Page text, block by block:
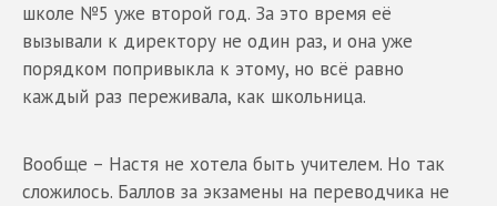
школе №5 уже второй год. За это время её
вызывали к директору не один раз, и она уже
порядком попривыкла к этому, но всё равно
каждый раз переживала, как школьница.
Вообще – Настя не хотела быть учителем. Но так
сложилось. Баллов за экзамены на переводчика не